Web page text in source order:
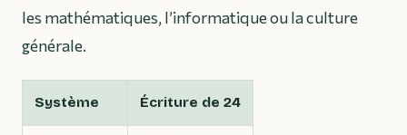
les mathématiques, l’informatique ou la culture
générale.
Système Écriture de 24